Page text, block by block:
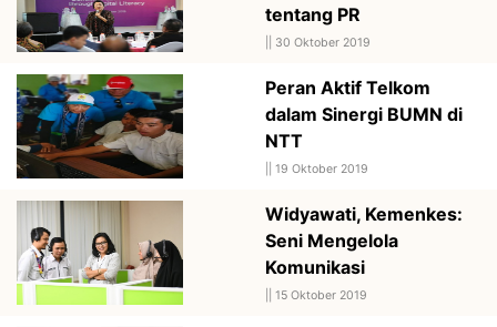
tentang PR
30 Oktober 2019
Peran Aktif Telkom
dalam Sinergi BUMN di
NTT
19 Oktober 2019
Widyawati, Kemenkes:
Seni Mengelola
Komunikasi
15 Oktober 2019